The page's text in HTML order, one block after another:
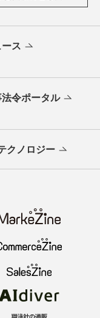
ス
法令ポータル
クノロジー